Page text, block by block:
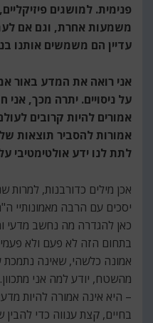
פנימית. למושגים
משמעות אחרת, וגם אם
עדיין הם משמשים אותנו
אני רואה את המדע באור
על ניסויים. יתרה מכך,
אמורים להיות קרובים
אמורות להסביר תוצאות של
לתת לנו ידע אולטימטיבי
אכן מילים כדורבנות,
יסכים עם הרבה מאמונותיי
כאן להגדרה מה נחשב מדעי
בתחום הזה לא פעם ולא
אמונה כלשהי, שאינה נתמכת
מהשטח, יודע למה אני
– היא אינה אמורה להיות
בחיים, קצת ענווה כדי להבין